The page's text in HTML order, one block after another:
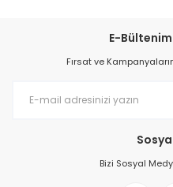
E-
Fırsat ve
Bizi Sosyal